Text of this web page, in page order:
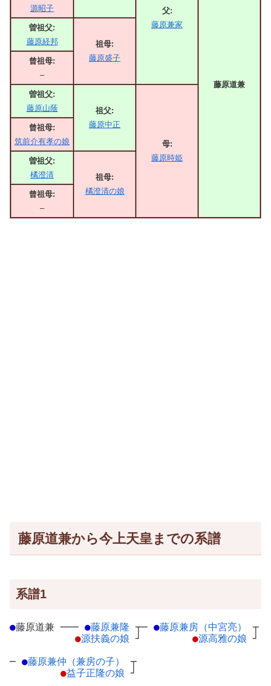
父:
藤原兼家
藤原道兼
源昭子
曽祖父:
藤原経邦
祖母:
藤原盛子
曾祖母:
–
曽祖父:
藤原山蔭
祖父:
藤原中正
母:
藤原時姫
曾祖母:
筑前介有孝の娘
曽祖父:
橘澄清
祖母:
橘澄清の娘
曾祖母:
–
藤原道兼から今上天皇までの系譜
系譜1
●藤原道兼 ─── ●藤原兼隆 ┬
●源扶義の娘 ┘
─ ●藤原兼房（中宮亮）
┬
●源高雅の娘 ┘
─ ●藤原兼仲（兼房の子）
┬
●益子正隆の娘 ┘